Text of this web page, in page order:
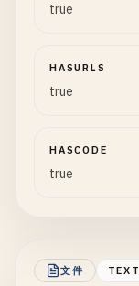
true
HASURLS
true
HASCODE
true
文件 TEXT